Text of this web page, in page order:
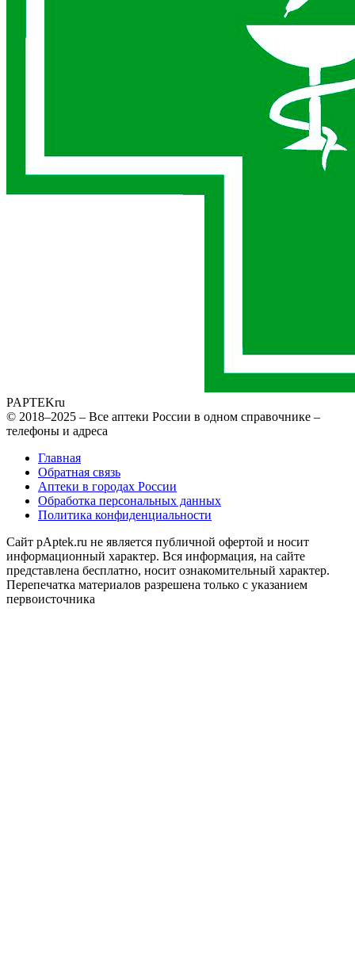
PAPTEKru
© 2018–2025 – Все аптеки России в одном справочнике –
телефоны и адреса
Главная
Обратная связь
Аптеки в городах России
Обработка персональных данных
Политика конфиденциальности
Сайт pAptek.ru не является публичной офертой и носит
информационный характер. Вся информация, на сайте
представлена бесплатно, носит ознакомительный характер.
Перепечатка материалов разрешена только с указанием
первоисточника